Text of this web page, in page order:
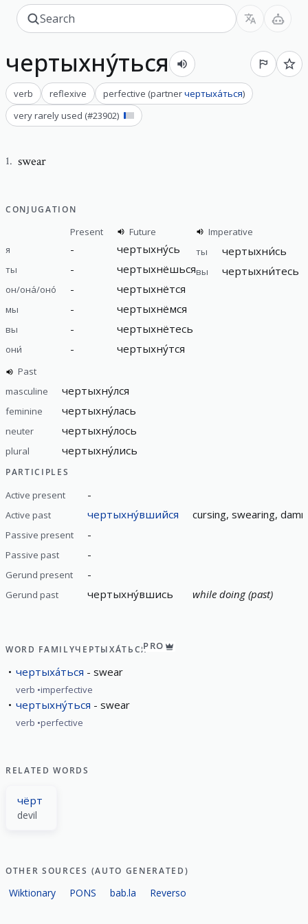
чертыхну́ться
verb reflexive perfective (partnerчертыха́ться)
very rarely used (#23902)
1. swear
CONJUGATION
Present
Future
я
- чертыхну́сь
ты - чертыхнёшься
он/она́/оно́ - чертыхнётся
мы - чертыхнёмся
вы - чертыхнётесь
они́ - чертыхну́тся
Imperative
ты
чертыхни́сь
вы чертыхни́тесь
Past
masculine
чертыхну́лся
feminine чертыхну́лась
neuter чертыхну́лось
plural чертыхну́лись
PARTICIPLES
Active present -
Active past чертыхну́вшийся cursing, swearing,
Passive present -
Passive past -
Gerund present -
Gerund past чертыхну́вшись while doing (past)
WORD FAMILYЧЕРТЫХА́ТЬСЯPRO
чертыха́ться swear
verb imperfective
чертыхну́ться swear
verb perfective
RELATED WORDS
чёрт
devil
OTHER SOURCES (AUTO GENERATED)
Wiktionary PONS bab.la Reverso